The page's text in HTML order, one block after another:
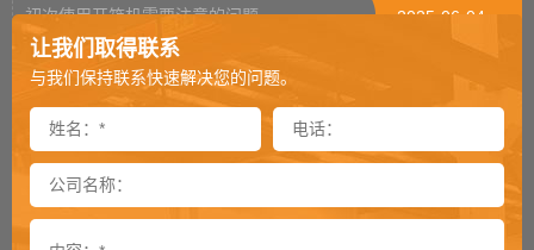
初次使用开箱机需要注意的问题 2025-06-04
栈板打包机可适用什么材质打包带
打包机烫头烧毁的原因 2025-03-18
不同瓶型如何选择装箱机 2025-03-17
栈板穿剑捆扎机剑道偏移怎么处理（二） 2025-03-04
让我们取得联系
与我们保持联系快速解决您的问题。